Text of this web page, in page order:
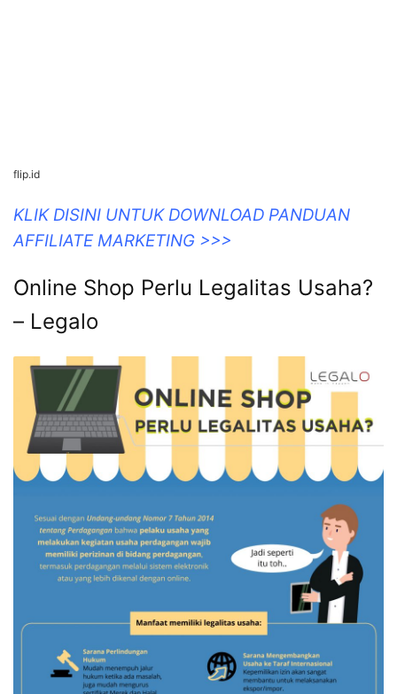
flip.id
KLIK DISINI UNTUK DOWNLOAD PANDUAN
AFFILIATE MARKETING >>>
– Legalo